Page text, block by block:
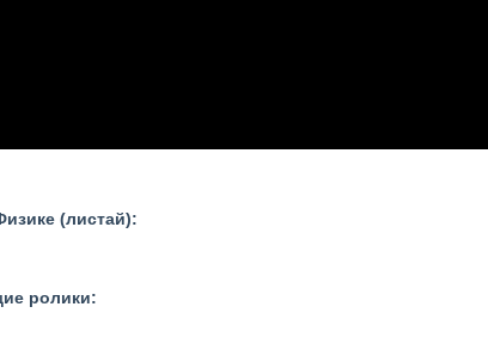
(листай):
ролики: